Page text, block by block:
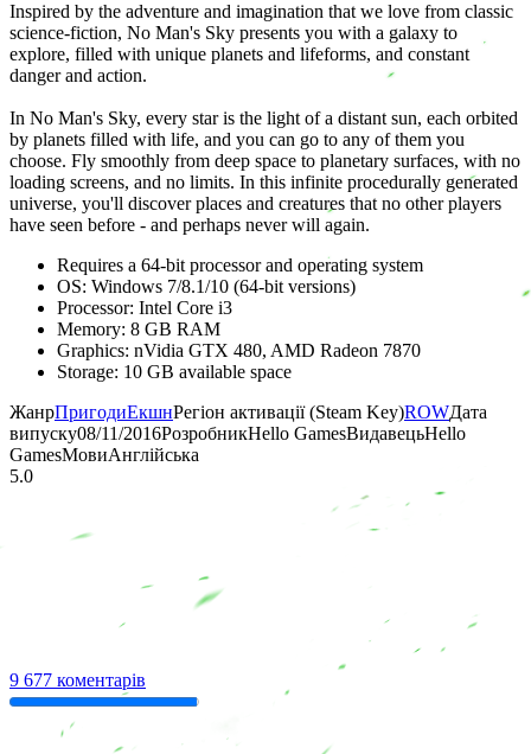
Inspired by the adventure and imagination that we love from classic
science-fiction, No Man's Sky presents you with a galaxy to
explore, filled with unique planets and lifeforms, and constant
danger and action.
In No Man's Sky, every star is the light of a distant sun, each orbited
by planets filled with life, and you can go to any of them you
choose. Fly smoothly from deep space to planetary surfaces, with no
loading screens, and no limits. In this infinite procedurally generated
universe, you'll discover places and creatures that no other players
have seen before - and perhaps never will again.
Requires a 64-bit processor and operating system
OS: Windows 7/8.1/10 (64-bit versions)
Processor: Intel Core i3
Memory: 8 GB RAM
Graphics: nVidia GTX 480, AMD Radeon 7870
Storage: 10 GB available space
ЖанрПригодиЕкшнРегіон активації (Steam Key)ROWДата
випуску08/11/2016РозробникHello GamesВидавецьHello
GamesМовиАнглійська
5.0
9 677 коментарів